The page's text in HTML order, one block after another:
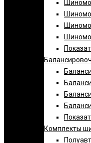
Комплекты